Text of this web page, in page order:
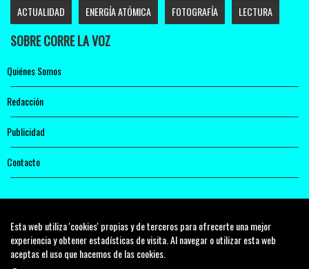
ACTUALIDAD ENERGÍA ATÓMICA FOTOGRAFÍA LECTURA
SOBRE CORRE LA VOZ
Quiénes Somos
Redacción
Publicidad
Contacto
Esta web utiliza 'cookies' propias y de terceros para ofrecerte una mejor
experiencia y obtener estadísticas de visita. Al navegar o utilizar esta web
aceptas el uso que hacemos de las cookies.